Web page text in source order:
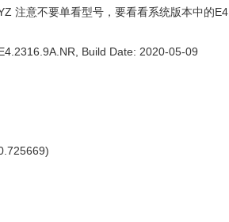
注意不要单看型号，要看看系统版本中的
Build Date: 2020-05-09